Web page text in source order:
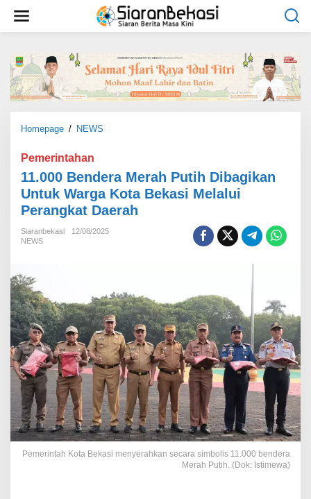
w
Homepage / NEWS
0
0
B
n
M
e
r
a
h
P
u
t
i
h
D
b
Pemerintahan
11.000 Bendera Merah Putih Dibagikan
Untuk Warga Kota Bekasi Melalui
Perangkat Daerah
Siaranbekasi
12/08/2025
NEWS
Pemerintah Kota Bekasi menyerahkan secara simbolis 11.000 bendera
Merah Putih. (Dok: Istimewa)